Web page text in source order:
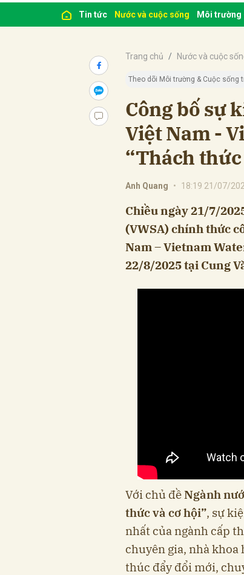
Tin tức Nước và cuộc sống Môi trường
Trang chủ Nước và cuộc
Theo dõi Môi trường & Cuộc sống
Công bố sự
Việt Nam -
“Thách
Anh Quang • 18:19 21/07/
Chiều ngày 21/7/
(VWSA) chính thức
Nam – Vietnam
22/8/2025 tại Cung
Với chủ đềNgành
thức và cơ hội”, sự
nhất của ngành cấp
chuyên gia, nhà
thúc đẩy đổi mới,